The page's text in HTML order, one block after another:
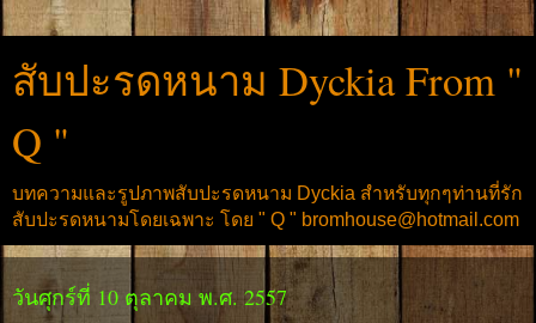
สับปะรดหนาม Dyckia From "
Q "
บทความและรูปภาพสับปะรดหนาม Dyckia สำหรับทุกๆท่านที่รัก
สับปะรดหนามโดยเฉพาะ โดย " Q " bromhouse@hotmail.com
วันศุกร์ที่ 10 ตุลาคม พ.ศ. 2557